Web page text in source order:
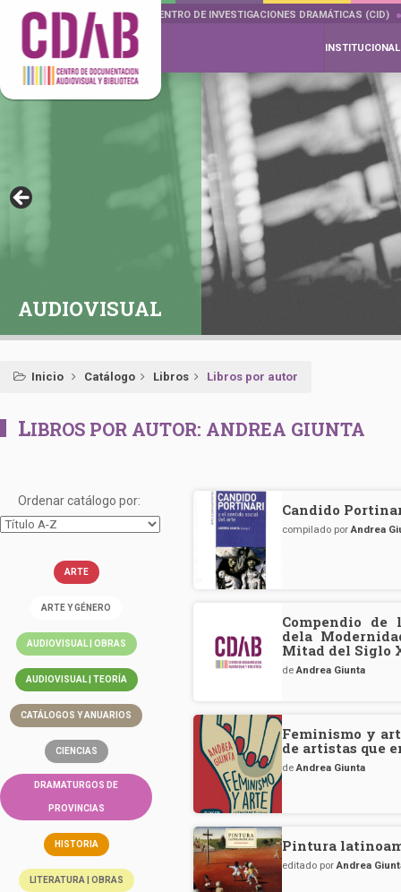
DOCUMENTA DRAMÁTICAS CENTRO DE INVESTIGACIONES DRAMÁTICAS (CID)
INSTITUCIONAL
AUDIOVISUAL
Inicio Catálogo Libros Libros por autor
LIBROS POR AUTOR: ANDREA GIUNTA
Ordenar catálogo por:
ARTE
ARTE Y GÉNERO
AUDIOVISUAL | OBRAS
AUDIOVISUAL | TEORÍA
CATÁLOGOS Y ANUARIOS
CIENCIAS
DRAMATURGOS DE
PROVINCIAS
HISTORIA
LITERATURA | OBRAS
Candido
compilado porAndrea
Compendio de
dela
Mitad del Siglo
deAndrea Giunta
Feminismo y
de artistas que
deAndrea Giunta
Pintura
editado porAndrea